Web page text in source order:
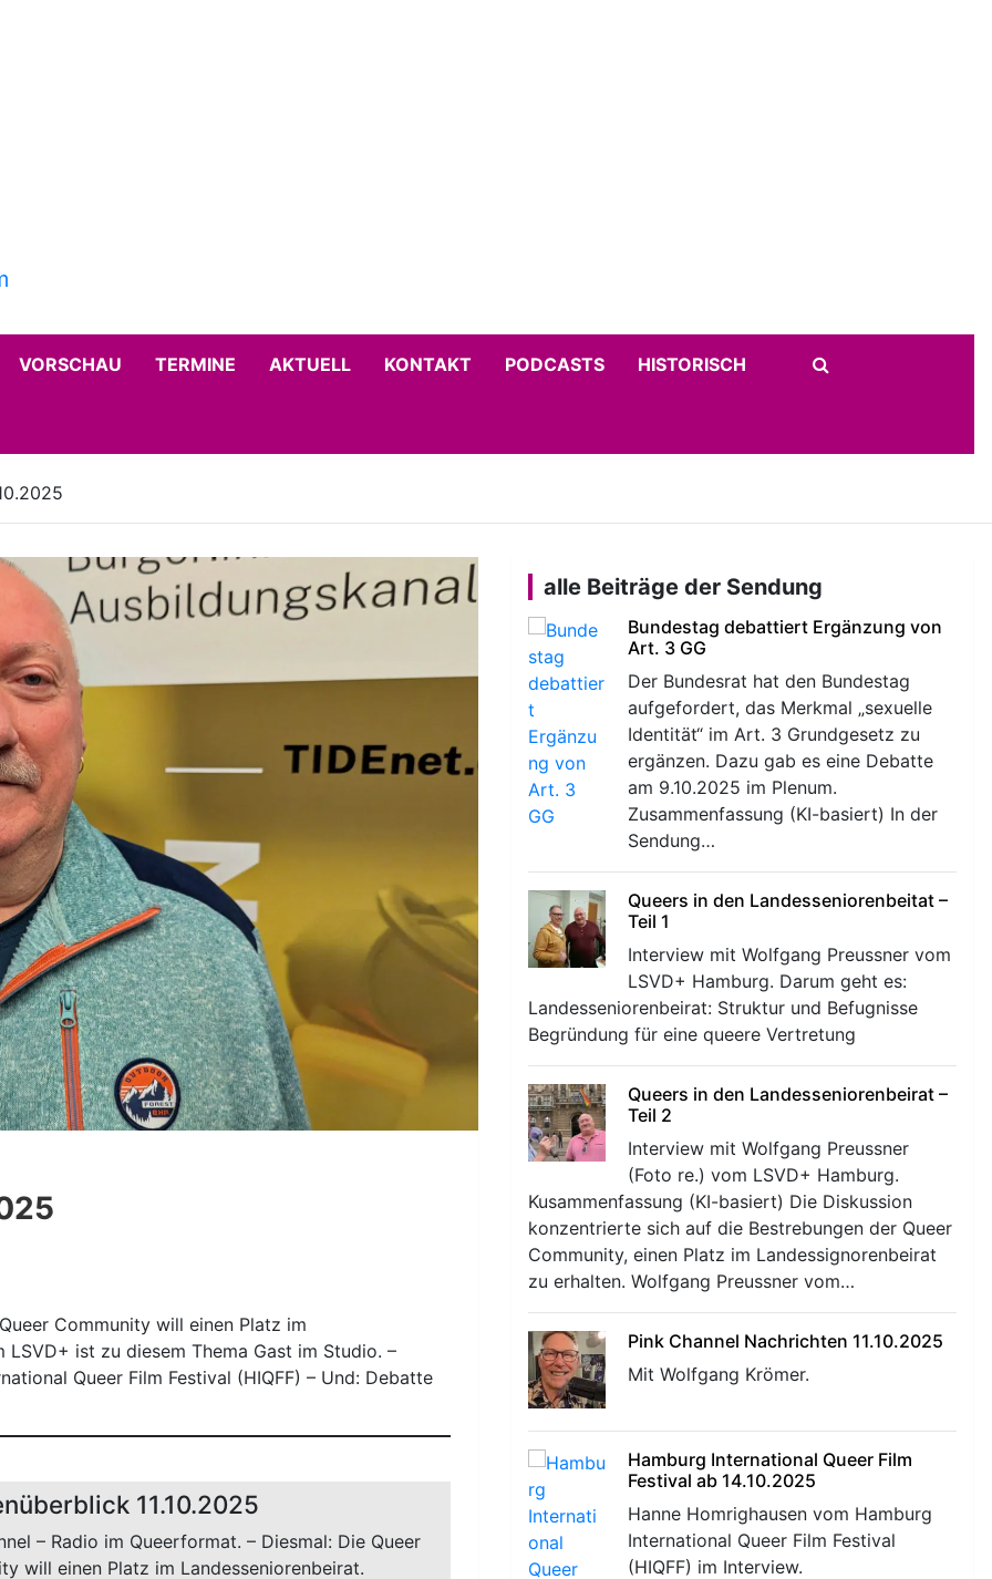
VORSCHAU TERMINE AKTUELL KONTAKT PODCASTS HISTORISCH
Community will einen Platz im
ist zu diesem Thema Gast im Studio. –
Queer Film Festival (HIQFF) – Und: Debatte
11.10.2025
– Radio im Queerformat. – Diesmal: Die Queer
will einen Platz im Landesseniorenbeirat.
alle Beiträge der Sendung
Bundestag debattiert Ergänzung von
Art. 3 GG
Der Bundesrat hat den Bundestag
aufgefordert, das Merkmal „sexuelle
Identität“ im Art. 3 Grundgesetz zu
ergänzen. Dazu gab es eine Debatte
am 9.10.2025 im Plenum.
Zusammenfassung (KI-basiert) In der
Sendung…
Queers in den Landesseniorenbeitat –
Teil 1
Interview mit Wolfgang Preussner vom
LSVD+ Hamburg. Darum geht es:
Landesseniorenbeirat: Struktur und Befugnisse
Begründung für eine queere Vertretung
Queers in den Landesseniorenbeirat –
Teil 2
Interview mit Wolfgang Preussner
(Foto re.) vom LSVD+ Hamburg.
Kusammenfassung (KI-basiert) Die Diskussion
konzentrierte sich auf die Bestrebungen der Queer
Community, einen Platz im Landessignorenbeirat
zu erhalten. Wolfgang Preussner vom…
Pink Channel Nachrichten 11.10.2025
Mit Wolfgang Krömer.
Hamburg International Queer Film
Festival ab 14.10.2025
Hanne Homrighausen vom Hamburg
International Queer Film Festival
(HIQFF) im Interview.